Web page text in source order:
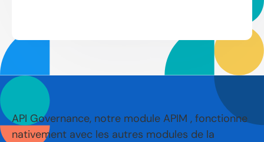
API Governance, notre module APIM , fonctionne
nativement avec les autres modules de la